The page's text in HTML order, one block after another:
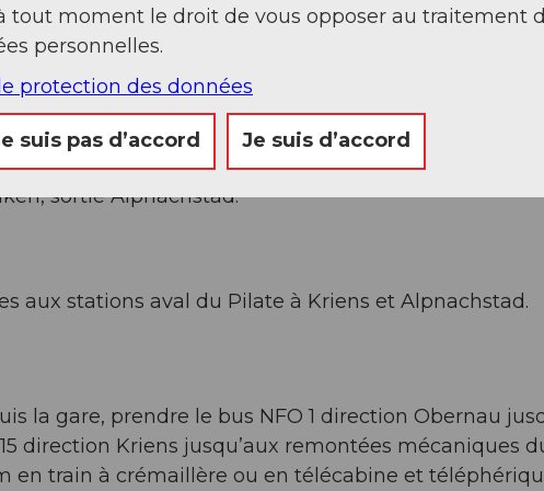
Luzern Süd/Kriens.
sortie Alpnachstad.
aux stations aval du Pilate à Kriens et Alpnachstad.
la gare, prendre le bus NFO 1 direction Obernau
direction Kriens jusqu’aux remontées mécaniques
en train à crémaillère ou en télécabine et
tout moment le droit de vous opposer au traitement
personnelles.
protection des données
suis pas d’accord Je suis d’accord